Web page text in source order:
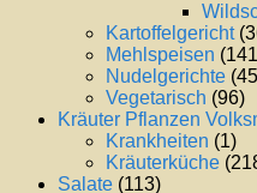
Kartoffelgericht
Mehlspeisen
Nudelgerichte
Vegetarisch (96)
Kräuter Pflanzen
Krankheiten (1)
Kräuterküche
Salate (113)